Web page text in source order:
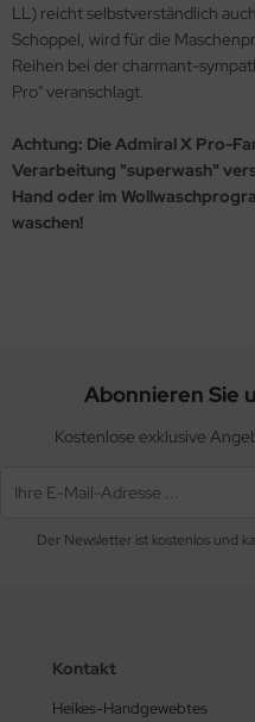
LL) reicht selbstverständlich
Schoppel, wird für die
Reihen bei der charmant-
Pro" veranschlagt.
Achtung: Die Admiral X Pro-
Verarbeitung "superwash"
Hand oder im
waschen!
Abonnieren Sie
Kostenlose exklusive
Der Newsletter ist kostenlos und
Kontakt
Heikes-Handgewebtes